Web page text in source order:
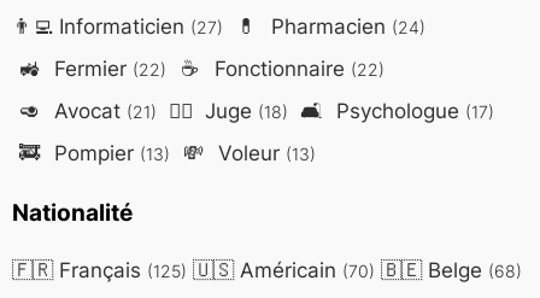
👨‍💻Informaticien (27) 💊 Pharmacien (24)
🚜 Fermier (22) ☕ Fonctionnaire (22)
🥑 Avocat (21) 👨‍⚖️ Juge (18) 🛋️ Psychologue (17)
🚒 Pompier (13) 💸 Voleur (13)
Nationalité
🇫🇷Français (125) 🇺🇸Américain (70) 🇧🇪Belge (68)